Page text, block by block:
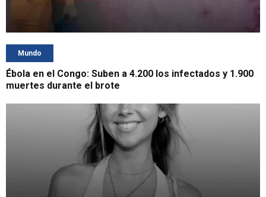
Mundo
Ébola en el Congo: Suben a 4.200 los infectados y 1.900
muertes durante el brote